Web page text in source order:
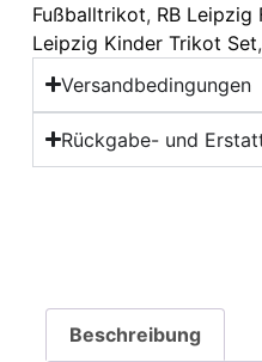
Fußballtrikot, RB Leipzig
Leipzig Kinder Trikot Set,
Versandbedingungen
Rückgabe- und
Beschreibung